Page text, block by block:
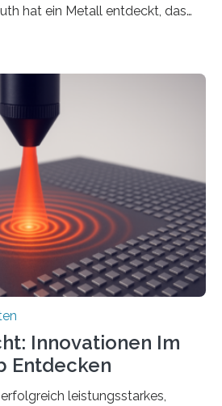
hat ein Metall entdeckt, das
eine sogenannte zweite
und insbesondere für
von Interesse ist. Über ihre
die Forschenden im Journal of
Society. —What for?
Strom leiten und Licht
sind für viele moderne
Innovationen Im
Entdecken
leistungsstarkes,